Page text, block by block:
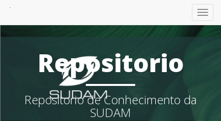
Repositorio
Repositorio de Conhecimento da
SUDAM